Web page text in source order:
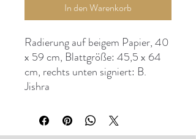
In den Warenkorb
Radierung auf beigem Papier, 40
x 59 cm, Blattgröße: 45,5 x 64
cm, rechts unten signiert: B.
Jishra